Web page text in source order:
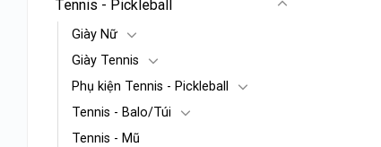
Tennis - Pickleball
Giày Nữ
Giày Tennis
Phụ kiện Tennis - Pickleball
Tennis - Balo/Túi
Tennis - Mũ